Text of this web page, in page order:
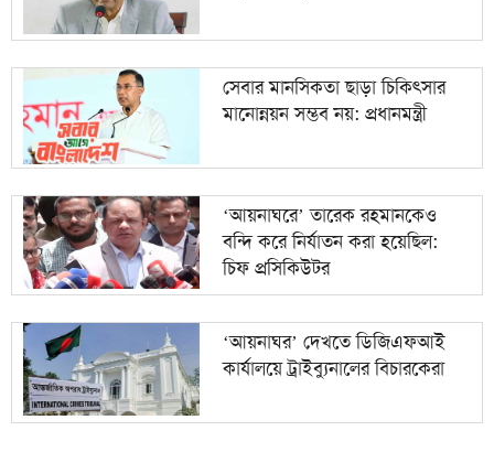
সেবার মানসিকতা ছাড়া চিকিৎসার
মানোন্নয়ন সম্ভব নয়: প্রধানমন্ত্রী
‘আয়নাঘরে’ তারেক রহমানকেও
বন্দি করে নির্যাতন করা হয়েছিল:
চিফ প্রসিকিউটর
‘আয়নাঘর’ দেখতে ডিজিএফআই
কার্যালয়ে ট্রাইব্যুনালের বিচারকেরা